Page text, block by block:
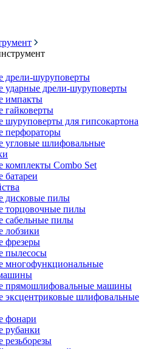
дрели-шуруповерты
ударные дрели-шуруповерты
импакты
гайковерты
шуруповерты для гипсокартона
перфораторы
угловые шлифовальные
комплекты Combo Set
батареи
дисковые пилы
торцовочные пилы
сабельные пилы
лобзики
фрезеры
пылесосы
многофункциональные
прямошлифовальные машины
эксцентриковые шлифовальные
фонари
рубанки
резьборезы